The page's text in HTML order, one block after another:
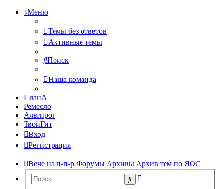
↓Меню
Темы без ответов
Активные темы
Поиск
Наша команда
ПланА
Ремесло
Альтпрог
ТвойГит
Вход
Регистрация
Вече на п-п-р Форумы Архивы Архив тем по ЯОС
Поиск